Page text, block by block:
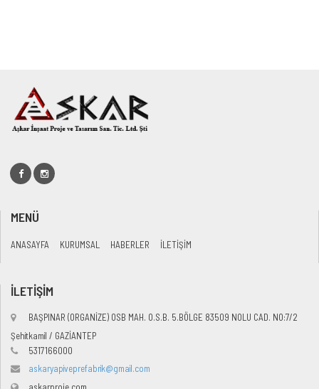
MENÜ
ANASAYFA KURUMSAL HABERLER İLETİŞİM
İLETİŞİM
BAŞPINAR (ORGANİZE) OSB MAH. O.S.B. 5.BÖLGE 83509 NOLU CAD. NO:7/2
Şehitkamil / GAZİANTEP
5317166000
askaryapiveprefabrik@gmail.com